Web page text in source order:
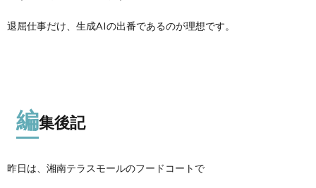
退屈仕事だけ、生成AIの出番であるのが理想です。
編集後記
昨日は、湘南テラスモールのフードコートで